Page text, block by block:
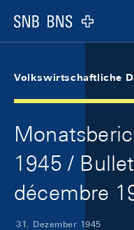
Logo
Volkswirtschaftliche
1945 /
décembre
31. Dezember 1945